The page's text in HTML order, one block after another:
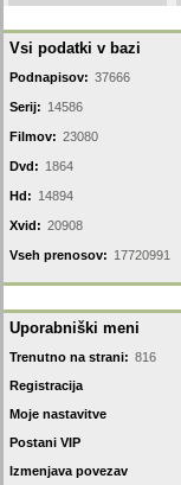
Vsi podatki v bazi
Podnapisov: 37666
Serij: 14586
Filmov: 23080
Dvd: 1864
Hd: 14894
Xvid: 20908
Vseh prenosov: 17720991
Uporabniški meni
Trenutno na strani: 816
Registracija
Moje nastavitve
Postani VIP
Izmenjava povezav